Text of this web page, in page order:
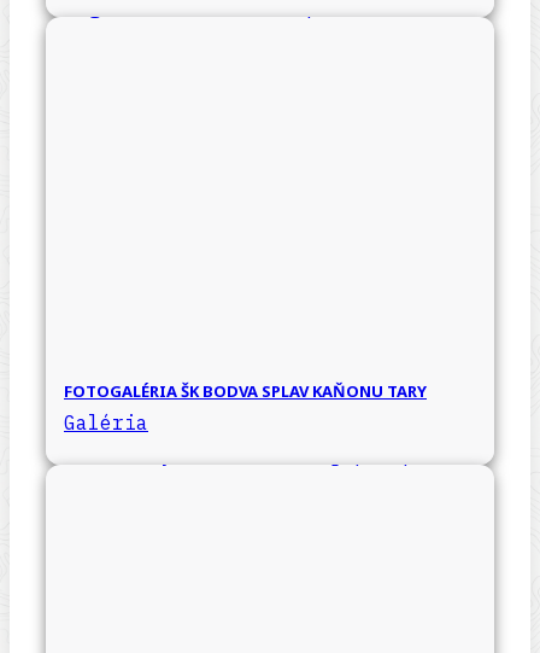
FOTOGALÉRIA ŠK BODVA SPLAV KAŇONU TARY
Galéria